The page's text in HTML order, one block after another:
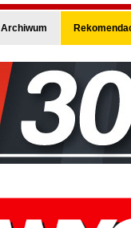
Archiwum